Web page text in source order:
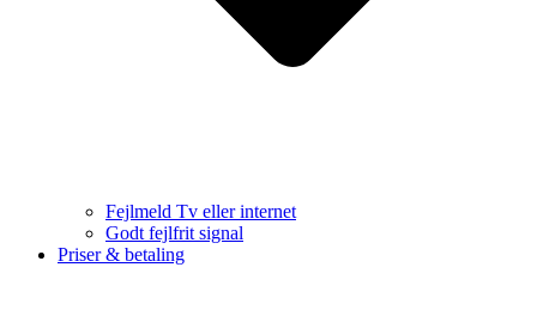
Fejlmeld Tv eller internet
Godt fejlfrit signal
Priser & betaling